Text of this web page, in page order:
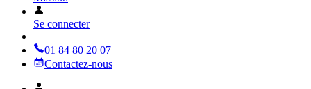
Se connecter
01 84 80 20 07
Contactez-nous